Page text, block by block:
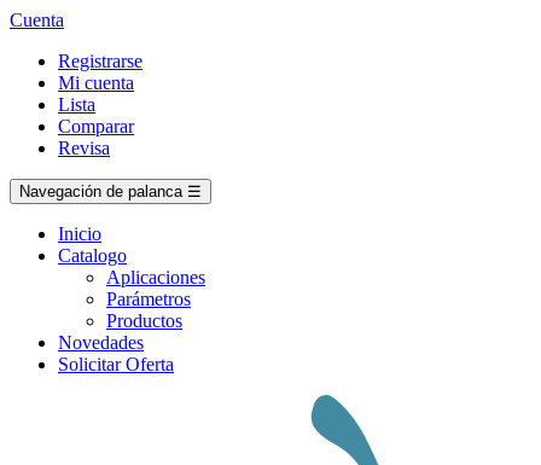
Cuenta
Registrarse
Mi cuenta
Lista
Comparar
Revisa
Navegación de palanca ☰
Inicio
Catalogo
Aplicaciones
Parámetros
Productos
Novedades
Solicitar Oferta